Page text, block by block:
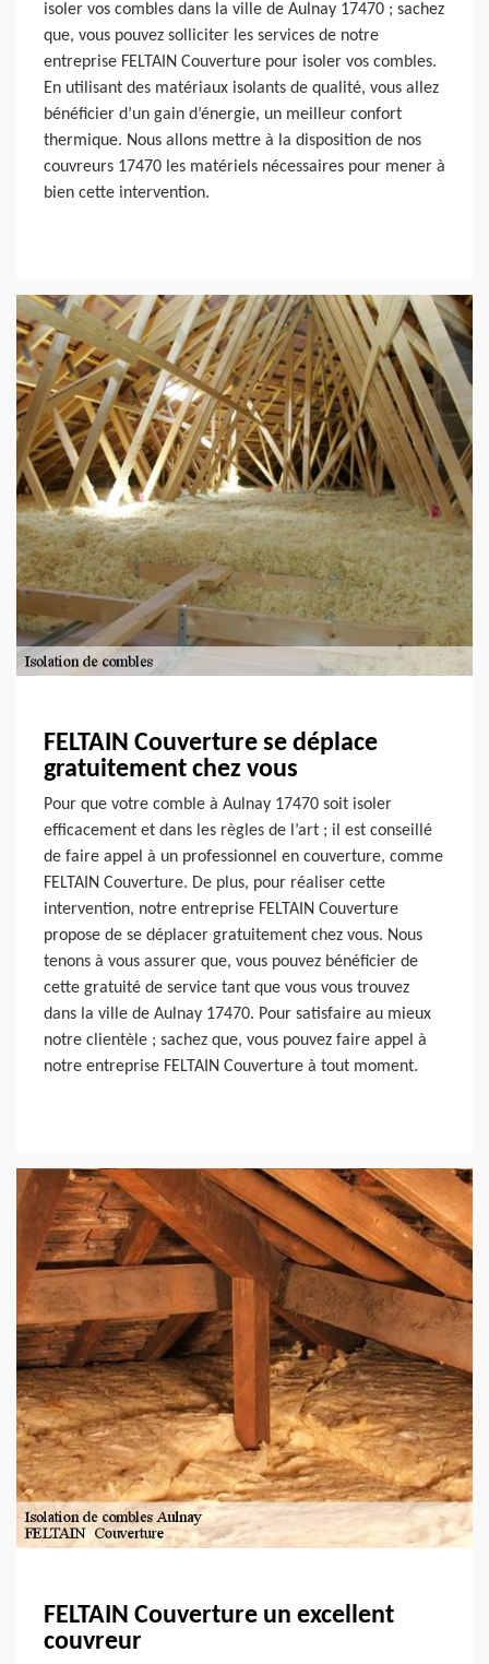
isoler vos combles dans la ville de Aulnay 17470 ; sachez
que, vous pouvez solliciter les services de notre
entreprise FELTAIN Couverture pour isoler vos combles.
En utilisant des matériaux isolants de qualité, vous allez
bénéficier d’un gain d’énergie, un meilleur confort
thermique. Nous allons mettre à la disposition de nos
couvreurs 17470 les matériels nécessaires pour mener à
bien cette intervention.
FELTAIN Couverture se déplace
gratuitement chez vous
Pour que votre comble à Aulnay 17470 soit isoler
efficacement et dans les règles de l’art ; il est conseillé
de faire appel à un professionnel en couverture, comme
FELTAIN Couverture. De plus, pour réaliser cette
intervention, notre entreprise FELTAIN Couverture
propose de se déplacer gratuitement chez vous. Nous
tenons à vous assurer que, vous pouvez bénéficier de
cette gratuité de service tant que vous vous trouvez
dans la ville de Aulnay 17470. Pour satisfaire au mieux
notre clientèle ; sachez que, vous pouvez faire appel à
notre entreprise FELTAIN Couverture à tout moment.
FELTAIN Couverture un excellent
couvreur